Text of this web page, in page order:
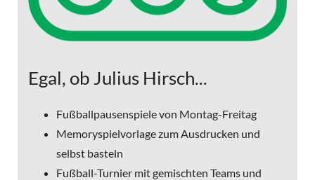
Egal, ob Julius Hirsch...
Fußballpausenspiele von Montag-Freitag
Memoryspielvorlage zum Ausdrucken und
selbst basteln
Fußball-Turnier mit gemischten Teams und